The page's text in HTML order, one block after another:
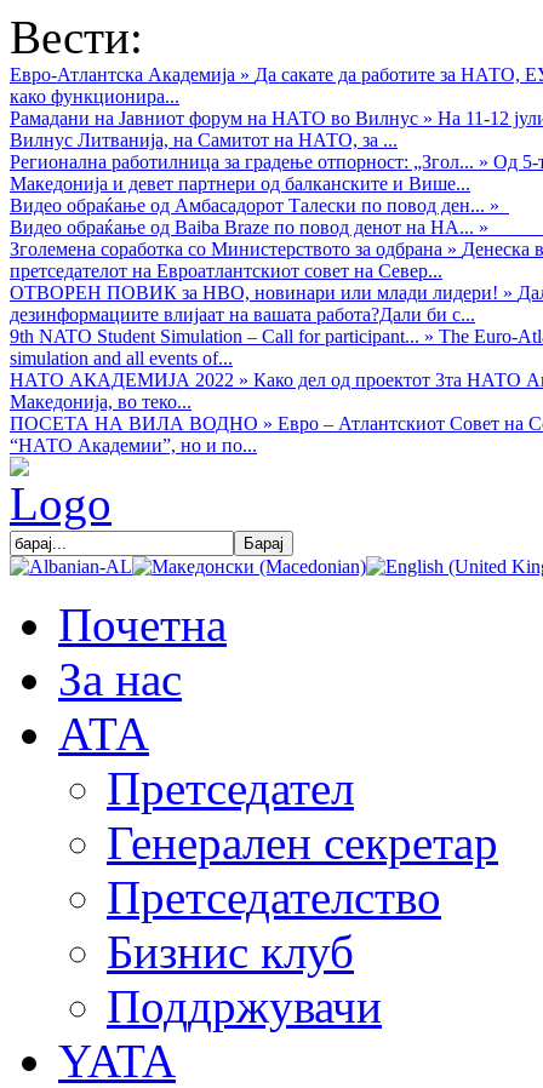
Вести:
Евро-Атлантска Академија » Да сакате да работите за НАТО,
како функционира...
Рамадани на Јавниот форум на НАТО во Вилнус » На 11-12
Вилнус Литванија, на Самитот на НАТО, за ...
Регионална работилница за градење отпорност: „Згол... » Од 5-
Македонија и девет партнери од балканските и Више...
Видео обраќањe од Амбасадорот Талески по повод ден... »
Видео обраќање од Baiba Braze по повод денот на НА... »
Зголемена соработка со Министерството за одбрана » Денеска
претседателот на Евроатлантскиот совет на Север...
ОТВОРЕН ПОВИК за НВО, новинари или млади лидери! »
дезинформациите влијаат на вашата работа?Дали би с...
9th NATO Student Simulation – Call for participant... » The Euro-
simulation and all events of...
НАТО АКАДЕМИЈА 2022 » Како дел од проектот 3та НАТО
Македонија, во теко...
ПОСЕТА НА ВИЛА ВОДНО » Евро – Атлантскиот Совет на
“НАТО Академии”, но и по...
Почетна
За нас
АТА
Претседател
Генерален секретар
Претседателство
Бизнис клуб
Поддржувачи
YATA